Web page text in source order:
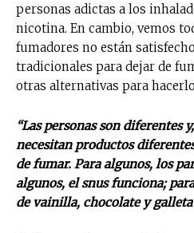
personas adictas a los
nicotina. En cambio, vemos
fumadores no están
tradicionales para dejar de
otras alternativas para
“Las personas son diferentes
necesitan productos
de fumar. Para algunos, los
algunos, el snus funciona;
de vainilla, chocolate y galleta